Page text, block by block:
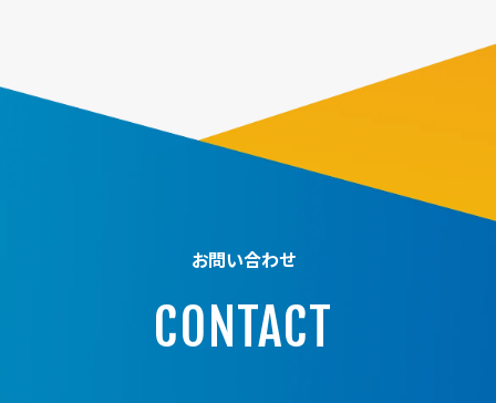
お問い合わせ
CONTACT